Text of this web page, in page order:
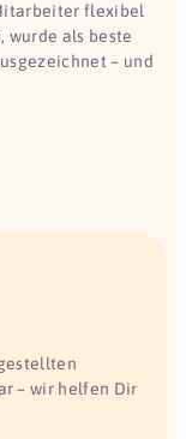
flexibel
wurde als beste
– und
– wir helfen Dir